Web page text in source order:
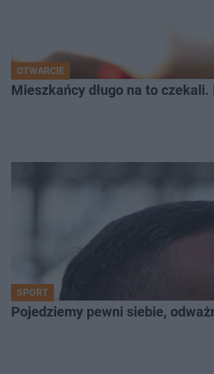
OTWARCIE
Mieszkańcy długo na to
SPORT
Pojedziemy pewni siebie,